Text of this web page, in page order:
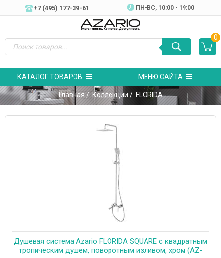
+7 (495) 177-39-61 ПН-ВC, 10:00 - 19:00
0
КАТАЛОГ ТОВАРОВ МЕНЮ САЙТА
Главная/Коллекции / FLORIDA
Душевая система Azario FLORIDA SQUARE с квадратным
тропическим душем, поворотным изливом, хром (AZ-